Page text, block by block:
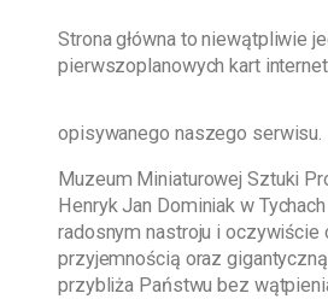
Strona głównato niewątpliwie
pierwszoplanowych kart
opisywanego naszego serwisu.
Muzeum Miniaturowej Sztuki
Henryk Jan Dominiak w Tychach
radosnym nastroju i oczywiście
przyjemnością oraz
przybliża Państwu bez